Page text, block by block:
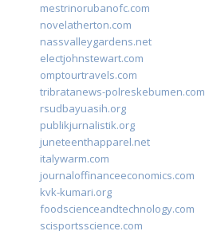
mestrinorubanofc.com
novelatherton.com
nassvalleygardens.net
electjohnstewart.com
omptourtravels.com
tribratanews-polreskebumen.com
rsudbayuasih.org
publikjurnalistik.org
juneteenthapparel.net
italywarm.com
journaloffinanceeconomics.com
kvk-kumari.org
foodscienceandtechnology.com
scisportsscience.com